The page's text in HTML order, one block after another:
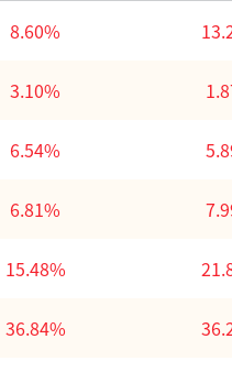
8.60%
3.10%
6.54%
6.81%
15.48%
36.84%